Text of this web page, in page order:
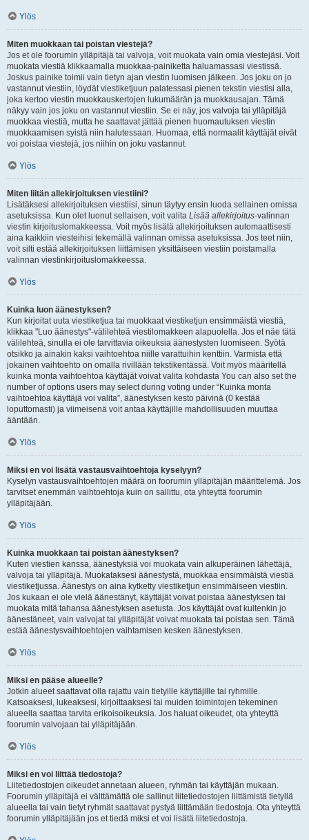
Ylös
Miten muokkaan tai poistan viestejä?
Jos et ole foorumin ylläpitäjä tai valvoja, voit muokata vain omia viestejäsi. Voit
muokata viestiä klikkaamalla muokkaa-painiketta haluamassasi viestissä.
Joskus painike toimii vain tietyn ajan viestin luomisen jälkeen. Jos joku on jo
vastannut viestiin, löydät viestiketjuun palatessasi pienen tekstin viestisi alla,
joka kertoo viestin muokkauskertojen lukumäärän ja muokkausajan. Tämä
näkyy vain jos joku on vastannut viestiin. Se ei näy, jos valvoja tai ylläpitäjä
muokkaa viestiä, mutta he saattavat jättää pienen huomautuksen viestin
muokkaamisen syistä niin halutessaan. Huomaa, että normaalit käyttäjät eivät
voi poistaa viestejä, jos niihin on joku vastannut.
Ylös
Miten liitän allekirjoituksen viestiini?
Lisätäksesi allekirjoituksen viestiisi, sinun täytyy ensin luoda sellainen omissa
asetuksissa. Kun olet luonut sellaisen, voit valita Lisää allekirjoitus-valinnan
viestin kirjoituslomakkeessa. Voit myös lisätä allekirjoituksen automaattisesti
aina kaikkiin viesteihisi tekemällä valinnan omissa asetuksissa. Jos teet niin,
voit silti estää allekirjoituksen liittämisen yksittäiseen viestiin poistamalla
valinnan viestinkirjoituslomakkeessa.
Ylös
Kuinka luon äänestyksen?
Kun kirjoitat uuta viestiketjua tai muokkaat viestiketjun ensimmäistä viestiä,
klikkaa "Luo äänestys"-välilehteä viestilomakkeen alapuolella. Jos et näe tätä
välilehteä, sinulla ei ole tarvittavia oikeuksia äänestysten luomiseen. Syötä
otsikko ja ainakin kaksi vaihtoehtoa niille varattuihin kenttiin. Varmista että
jokainen vaihtoehto on omalla rivillään tekstikentässä. Voit myös määritellä
kuinka monta vaihtoehtoa käyttäjät voivat valita kohdasta You can also set the
number of options users may select during voting under “Kuinka monta
vaihtoehtoa käyttäjä voi valita”, äänestyksen kesto päivinä (0 kestää
loputtomasti) ja viimeisenä voit antaa käyttäjille mahdollisuuden muuttaa
ääntään.
Ylös
Miksi en voi lisätä vastausvaihtoehtoja kyselyyn?
Kyselyn vastausvaihtoehtojen määrä on foorumin ylläpitäjän määrittelemä. Jos
tarvitset enemmän vaihtoehtoja kuin on sallittu, ota yhteyttä foorumin
ylläpitäjään.
Ylös
Kuinka muokkaan tai poistan äänestyksen?
Kuten viestien kanssa, äänestyksiä voi muokata vain alkuperäinen lähettäjä,
valvoja tai ylläpitäjä. Muokataksesi äänestystä, muokkaa ensimmäistä viestiä
viestiketjussa. Äänestys on aina kytketty viestiketjun ensimmäiseen viestiin.
Jos kukaan ei ole vielä äänestänyt, käyttäjät voivat poistaa äänestyksen tai
muokata mitä tahansa äänestyksen asetusta. Jos käyttäjät ovat kuitenkin jo
äänestäneet, vain valvojat tai ylläpitäjät voivat muokata tai poistaa sen. Tämä
estää äänestysvaihtoehtojen vaihtamisen kesken äänestyksen.
Ylös
Miksi en pääse alueelle?
Jotkin alueet saattavat olla rajattu vain tietyille käyttäjille tai ryhmille.
Katsoaksesi, lukeaksesi, kirjoittaaksesi tai muiden toimintojen tekeminen
alueella saattaa tarvita erikoisoikeuksia. Jos haluat oikeudet, ota yhteyttä
foorumin valvojaan tai ylläpitäjään.
Ylös
Miksi en voi liittää tiedostoja?
Liitetiedostojen oikeudet annetaan alueen, ryhmän tai käyttäjän mukaan.
Foorumin ylläpitäjä ei välttämättä ole sallinut liitetiedostojen liittämistä tietyllä
alueella tai vain tietyt ryhmät saattavat pystyä liittämään tiedostoja. Ota yhteyttä
foorumin ylläpitäjään jos et tiedä miksi et voi lisätä liitetiedostoja.